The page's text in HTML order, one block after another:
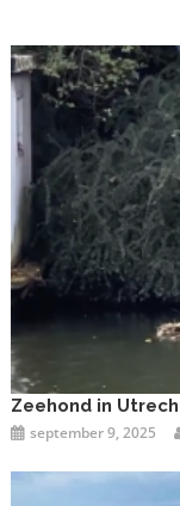
Zeehond in
september 9, 2025